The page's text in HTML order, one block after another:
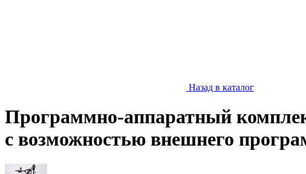
Назад в каталог
Программно-аппаратный
с возможностью внешнего